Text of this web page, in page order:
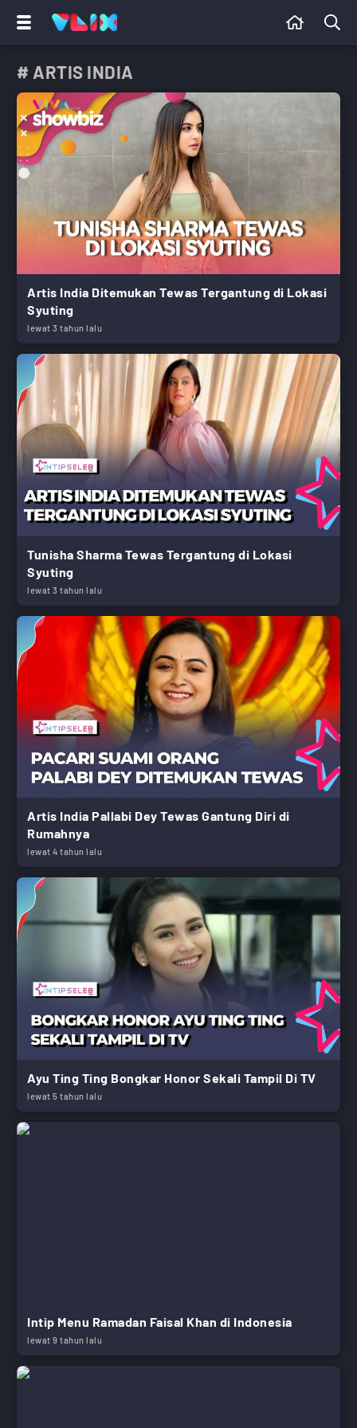
# ARTIS INDIA
Artis India Ditemukan Tewas Tergantung di Lokasi
Syuting
lewat 3 tahun lalu
Tunisha Sharma Tewas Tergantung di Lokasi
Syuting
lewat 3 tahun lalu
Artis India Pallabi Dey Tewas Gantung Diri di
Rumahnya
lewat 4 tahun lalu
Ayu Ting Ting Bongkar Honor Sekali Tampil Di TV
lewat 5 tahun lalu
Intip Menu Ramadan Faisal Khan di Indonesia
lewat 9 tahun lalu